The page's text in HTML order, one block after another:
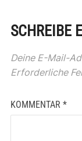
SCHREIBE
Deine E-Mail-
Erforderliche
KOMMENTAR *